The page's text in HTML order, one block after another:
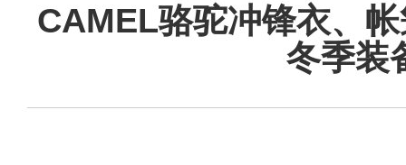
CAMEL骆驼冲锋衣、
冬季装